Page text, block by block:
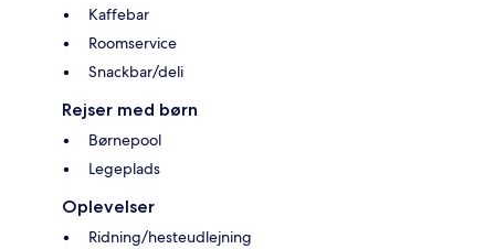
Kaffebar
Roomservice
Snackbar/deli
Rejser med børn
Børnepool
Legeplads
Oplevelser
Ridning/hesteudlejning